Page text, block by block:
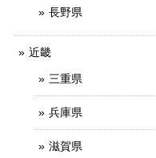
長野県
近畿
三重県
兵庫県
滋賀県